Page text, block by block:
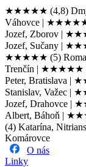
★★★★★ (4,8)
Váhovce |
Jozef, Zborov |
Jozef, Sučany |
★★★★★ (5)
Trenčín | ★★★★★
Peter, Bratislava |
Stanislav, Važec |
Jozef, Drahovce |
Albert, Báhoň |
(4) Katarína,
Komárovce
O nás
Linky